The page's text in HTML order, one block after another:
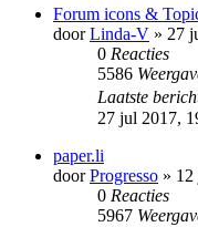
Forum icons &
doorLinda-V » 27
0 Reacties
5586
Laatste
27 jul 2017,
paper.li
doorProgresso »
0 Reacties
5967